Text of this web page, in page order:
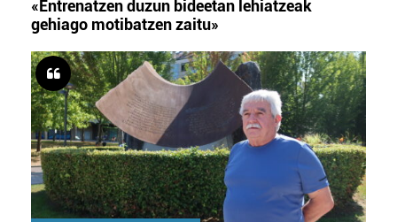
«Entrenatzen duzun bideetan lehiatzeak
gehiago motibatzen zaitu»